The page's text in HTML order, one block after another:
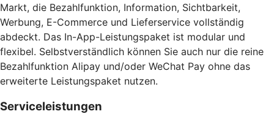
Markt, die Bezahlfunktion, Information, Sichtbarkeit,
Werbung, E-Commerce und Lieferservice vollständig
abdeckt. Das In-App-Leistungspaket ist modular und
flexibel. Selbstverständlich können Sie auch nur die reine
Bezahlfunktion Alipay und/oder WeChat Pay ohne das
erweiterte Leistungspaket nutzen.
Serviceleistungen